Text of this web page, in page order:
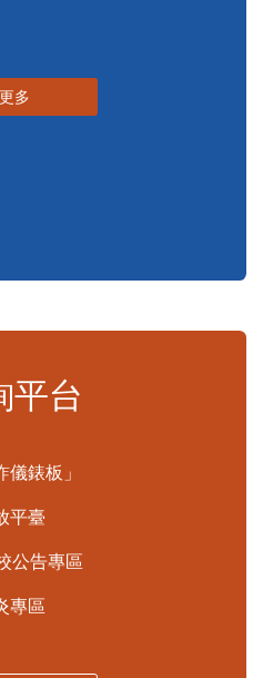
更多
平台
錶板」
平臺
公告專區
專區